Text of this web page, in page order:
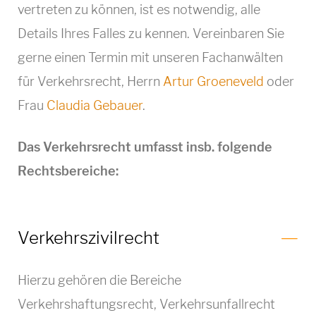
vertreten zu können, ist es notwendig, alle
Details Ihres Falles zu kennen. Vereinbaren Sie
gerne einen Termin mit unseren Fachanwälten
für Verkehrsrecht, Herrn Artur Groeneveld oder
Frau Claudia Gebauer.
Das Verkehrsrecht umfasst insb. folgende
Rechtsbereiche:
Verkehrszivilrecht
Hierzu gehören die Bereiche
Verkehrshaftungsrecht, Verkehrsunfallrecht